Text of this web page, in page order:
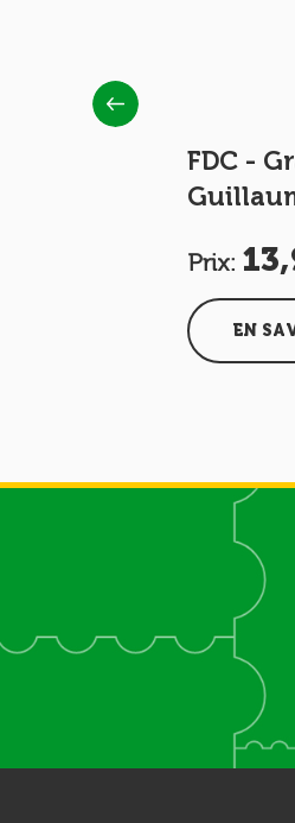
FDC -
Prix:
EN